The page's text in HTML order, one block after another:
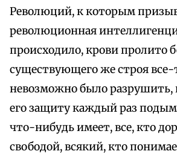
Революций, к которым
революционная
происходило, крови пролито
существующего же строя все-
невозможно было разрушить,
его защиту каждый раз
что-нибудь имеет, все, кто
свободой, всякий, кто